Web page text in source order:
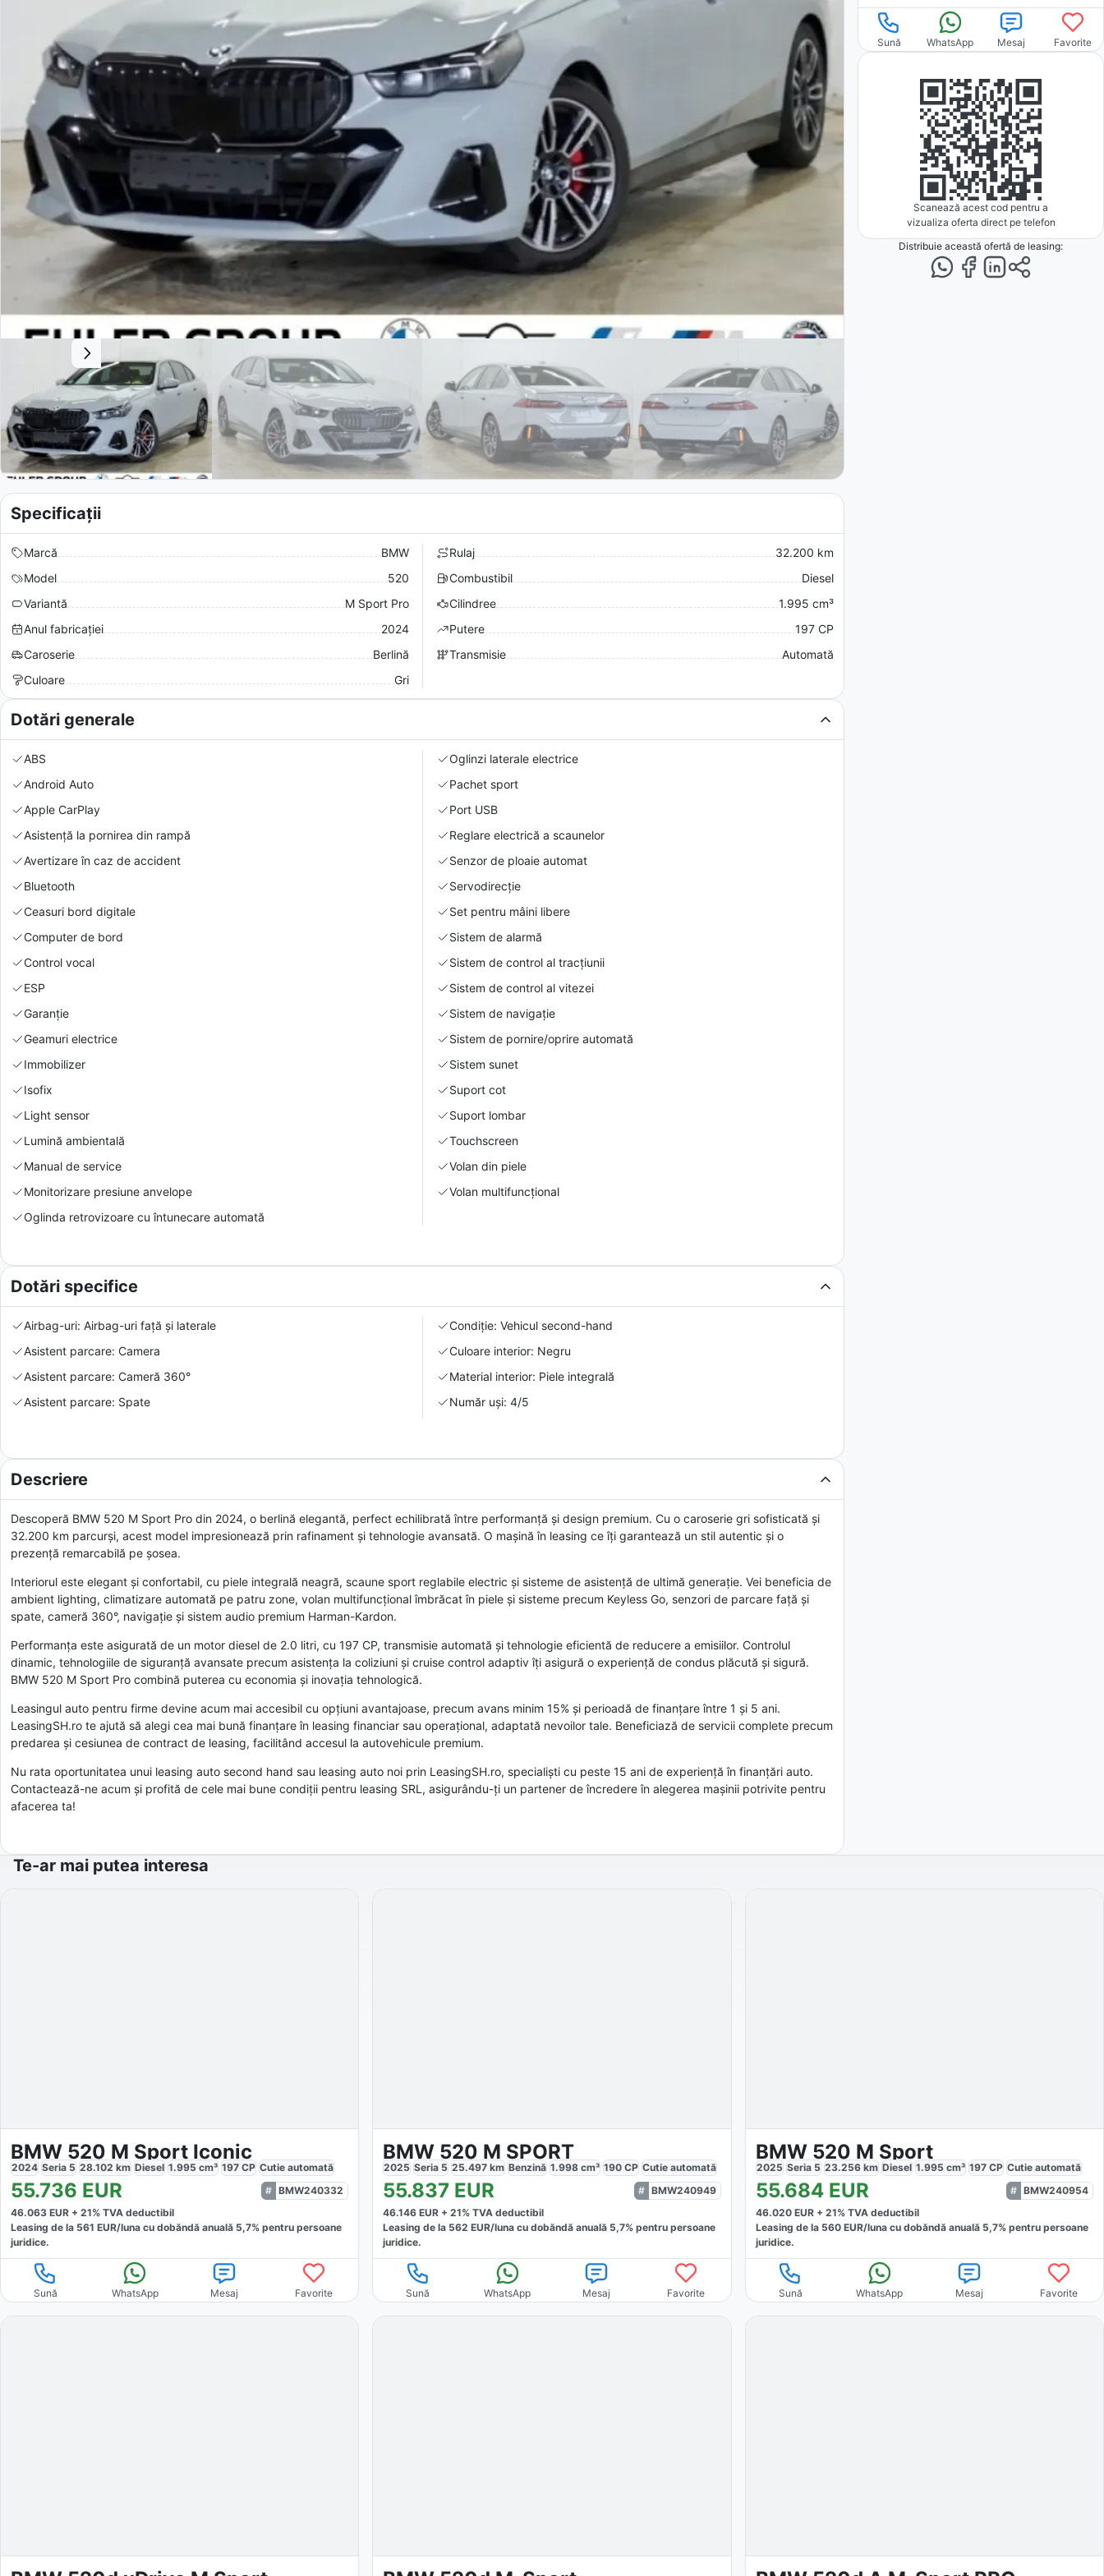
Sună WhatsApp Mesaj Favorite
Scanează acest cod pentru a
vizualiza oferta direct pe telefon
Distribuie această ofertă de leasing:
Specificații
Marcă
BMW
Model
520
Variantă
M Sport Pro
Anul fabricației
2024
Caroserie
Berlină
Culoare
Gri
Rulaj
32.200 km
Combustibil
Diesel
Cilindree
1.995 cm³
Putere
197 CP
Transmisie
Automată
Dotări generale
ABS
Android Auto
Apple CarPlay
Asistență la pornirea din rampă
Avertizare în caz de accident
Bluetooth
Ceasuri bord digitale
Computer de bord
Control vocal
ESP
Garanție
Geamuri electrice
Immobilizer
Isofix
Light sensor
Lumină ambientală
Manual de service
Monitorizare presiune anvelope
Oglinda retrovizoare cu întunecare automată
Oglinzi laterale electrice
Pachet sport
Port USB
Reglare electrică a scaunelor
Senzor de ploaie automat
Servodirecție
Set pentru mâini libere
Sistem de alarmă
Sistem de control al tracțiunii
Sistem de control al vitezei
Sistem de navigație
Sistem de pornire/oprire automată
Sistem sunet
Suport cot
Suport lombar
Touchscreen
Volan din piele
Volan multifuncțional
Dotări specifice
Airbag-uri: Airbag-uri față și laterale
Asistent parcare: Camera
Asistent parcare: Cameră 360°
Asistent parcare: Spate
Condiție: Vehicul second-hand
Culoare interior: Negru
Material interior: Piele integrală
Număr uși: 4/5
Descriere
Descoperă BMW 520 M Sport Pro din 2024, o berlină elegantă, perfect echilibrată între performanță și design premium. Cu o caroserie gri sofisticată și
32.200 km parcurși, acest model impresionează prin rafinament și tehnologie avansată. O mașină în leasing ce îți garantează un stil autentic și o
prezență remarcabilă pe șosea.
Interiorul este elegant și confortabil, cu piele integrală neagră, scaune sport reglabile electric și sisteme de asistență de ultimă generație. Vei beneficia de
ambient lighting, climatizare automată pe patru zone, volan multifuncțional îmbrăcat în piele și sisteme precum Keyless Go, senzori de parcare față și
spate, cameră 360°, navigație și sistem audio premium Harman-Kardon.
Performanța este asigurată de un motor diesel de 2.0 litri, cu 197 CP, transmisie automată și tehnologie eficientă de reducere a emisiilor. Controlul
dinamic, tehnologiile de siguranță avansate precum asistența la coliziuni și cruise control adaptiv îți asigură o experiență de condus plăcută și sigură.
BMW 520 M Sport Pro combină puterea cu economia și inovația tehnologică.
Leasingul auto pentru firme devine acum mai accesibil cu opțiuni avantajoase, precum avans minim 15% și perioadă de finanțare între 1 și 5 ani.
LeasingSH.ro te ajută să alegi cea mai bună finanțare în leasing financiar sau operațional, adaptată nevoilor tale. Beneficiază de servicii complete precum
predarea și cesiunea de contract de leasing, facilitând accesul la autovehicule premium.
Nu rata oportunitatea unui leasing auto second hand sau leasing auto noi prin LeasingSH.ro, specialiști cu peste 15 ani de experiență în finanțări auto.
Contactează-ne acum și profită de cele mai bune condiții pentru leasing SRL, asigurându-ți un partener de încredere în alegerea mașinii potrivite pentru
afacerea ta!
Te-ar mai putea interesa
BMW 520 M Sport Iconic
2024 Seria 5 28.102 km Diesel 1.995 cm³ 197 CP Cutie automată
55.736 EUR
BMW240332
46.063 EUR + 21% TVA deductibil
Leasing de la 561 EUR/luna cu dobăndă anuală 5,7% pentru persoane
juridice.
Sună WhatsApp Mesaj Favorite
BMW 520 M SPORT
2025 Seria 5 25.497 km Benzină 1.998 cm³ 190 CP Cutieautomată
55.837 EUR
BMW240949
46.146 EUR +21% TVA deductibil
Leasing de la 562 EUR/luna cu dobăndă anuală 5,7% pentru persoane
juridice.
Sună WhatsApp Mesaj Favorite
BMW 520 M Sport
2025 Seria 5 23.256km Diesel 1.995 cm³ 197CP Cutie automată
55.684EUR
BMW240954
46.020EUR + 21% TVA deductibil
Leasing de la 560EUR/lunacu dobăndă anuală 5,7% pentru persoane
juridice.
Sună WhatsApp Mesaj Favorite